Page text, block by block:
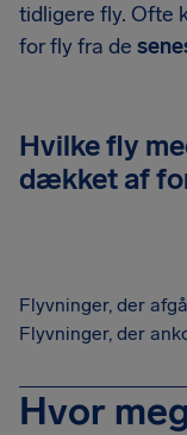
tidligere fly. Ofte
for fly fra de
Hvilke fly
dækket af
Flyvninger, der
Flyvninger, der
Hvor